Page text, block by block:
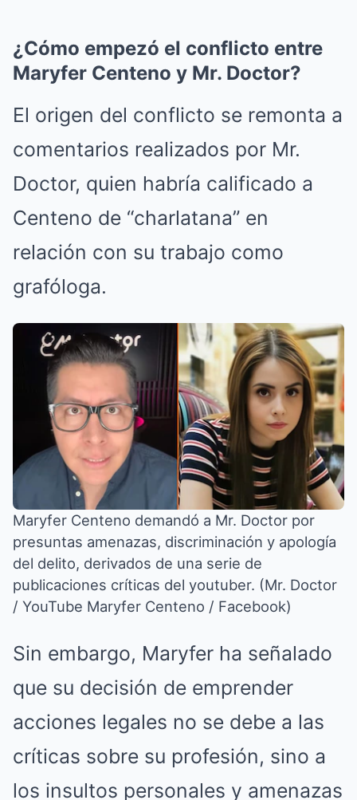
¿Cómo empezó el conflicto entre
Maryfer Centeno y Mr. Doctor?
El origen del conflicto se remonta a
comentarios realizados por Mr.
Doctor, quien habría calificado a
Centeno de “charlatana” en
relación con su trabajo como
grafóloga.
Maryfer Centeno demandó a Mr. Doctor por
presuntas amenazas, discriminación y apología
del delito, derivados de una serie de
publicaciones críticas del youtuber. (Mr. Doctor
/ YouTube Maryfer Centeno / Facebook)
Sin embargo, Maryfer ha señalado
que su decisión de emprender
acciones legales no se debe a las
críticas sobre su profesión, sino a
los insultos personales y amenazas